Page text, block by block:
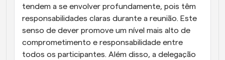
tendem a se envolver profundamente, pois têm
responsabilidades claras durante a reunião. Este
senso de dever promove um nível mais alto de
comprometimento e responsabilidade entre
todos os participantes. Além disso, a delegação